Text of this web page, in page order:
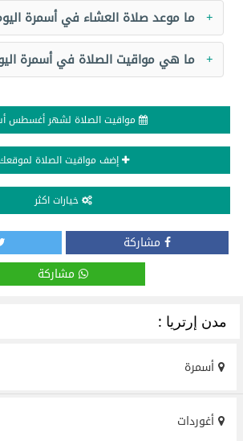
ما موعد صلاة العشاء في أسمرة
ما هي مواقيت الصلاة في أسمرة
مواقيت الصلاة لشهر أغسطس
إضف مواقيت الصلاة
خيارات اكثر
مشاركة
مشاركة
مدن إرتريا :
أسمرة
أغوردات